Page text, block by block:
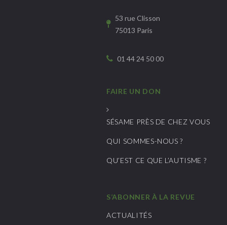
53 rue Clisson
75013 Paris
01 44 24 50 00
FAIRE UN DON
SÉSAME PRÈS DE CHEZ VOUS
QUI SOMMES-NOUS ?
QU’EST CE QUE L’AUTISME ?
S’ABONNER À LA REVUE
ACTUALITÉS